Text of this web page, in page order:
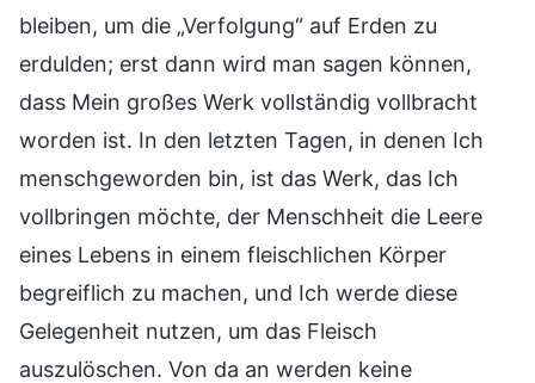
bleiben, um die „Verfolgung“ auf Erden zu
erdulden; erst dann wird man sagen können,
dass Mein großes Werk vollständig vollbracht
worden ist. In den letzten Tagen, in denen Ich
menschgeworden bin, ist das Werk, das Ich
vollbringen möchte, der Menschheit die Leere
eines Lebens in einem fleischlichen Körper
begreiflich zu machen, und Ich werde diese
Gelegenheit nutzen, um das Fleisch
auszulöschen. Von da an werden keine